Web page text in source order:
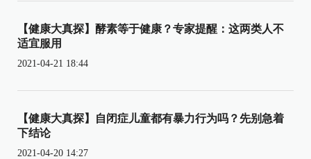
【健康大真探】酵素等于健康？专家提醒：这两类人不
适宜服用
2021-04-21 18:44
【健康大真探】自闭症儿童都有暴力行为吗？先别急着
下结论
2021-04-20 14:27